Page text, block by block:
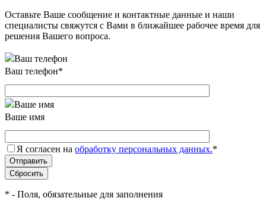
Оставьте Ваше сообщение и контактные данные и наши
специалисты свяжутся с Вами в ближайшее рабочее время для
решения Вашего вопроса.
Ваш телефон*
Ваше имя
Я согласен на обработку персональных данных.*
* - Поля, обязательные для заполнения